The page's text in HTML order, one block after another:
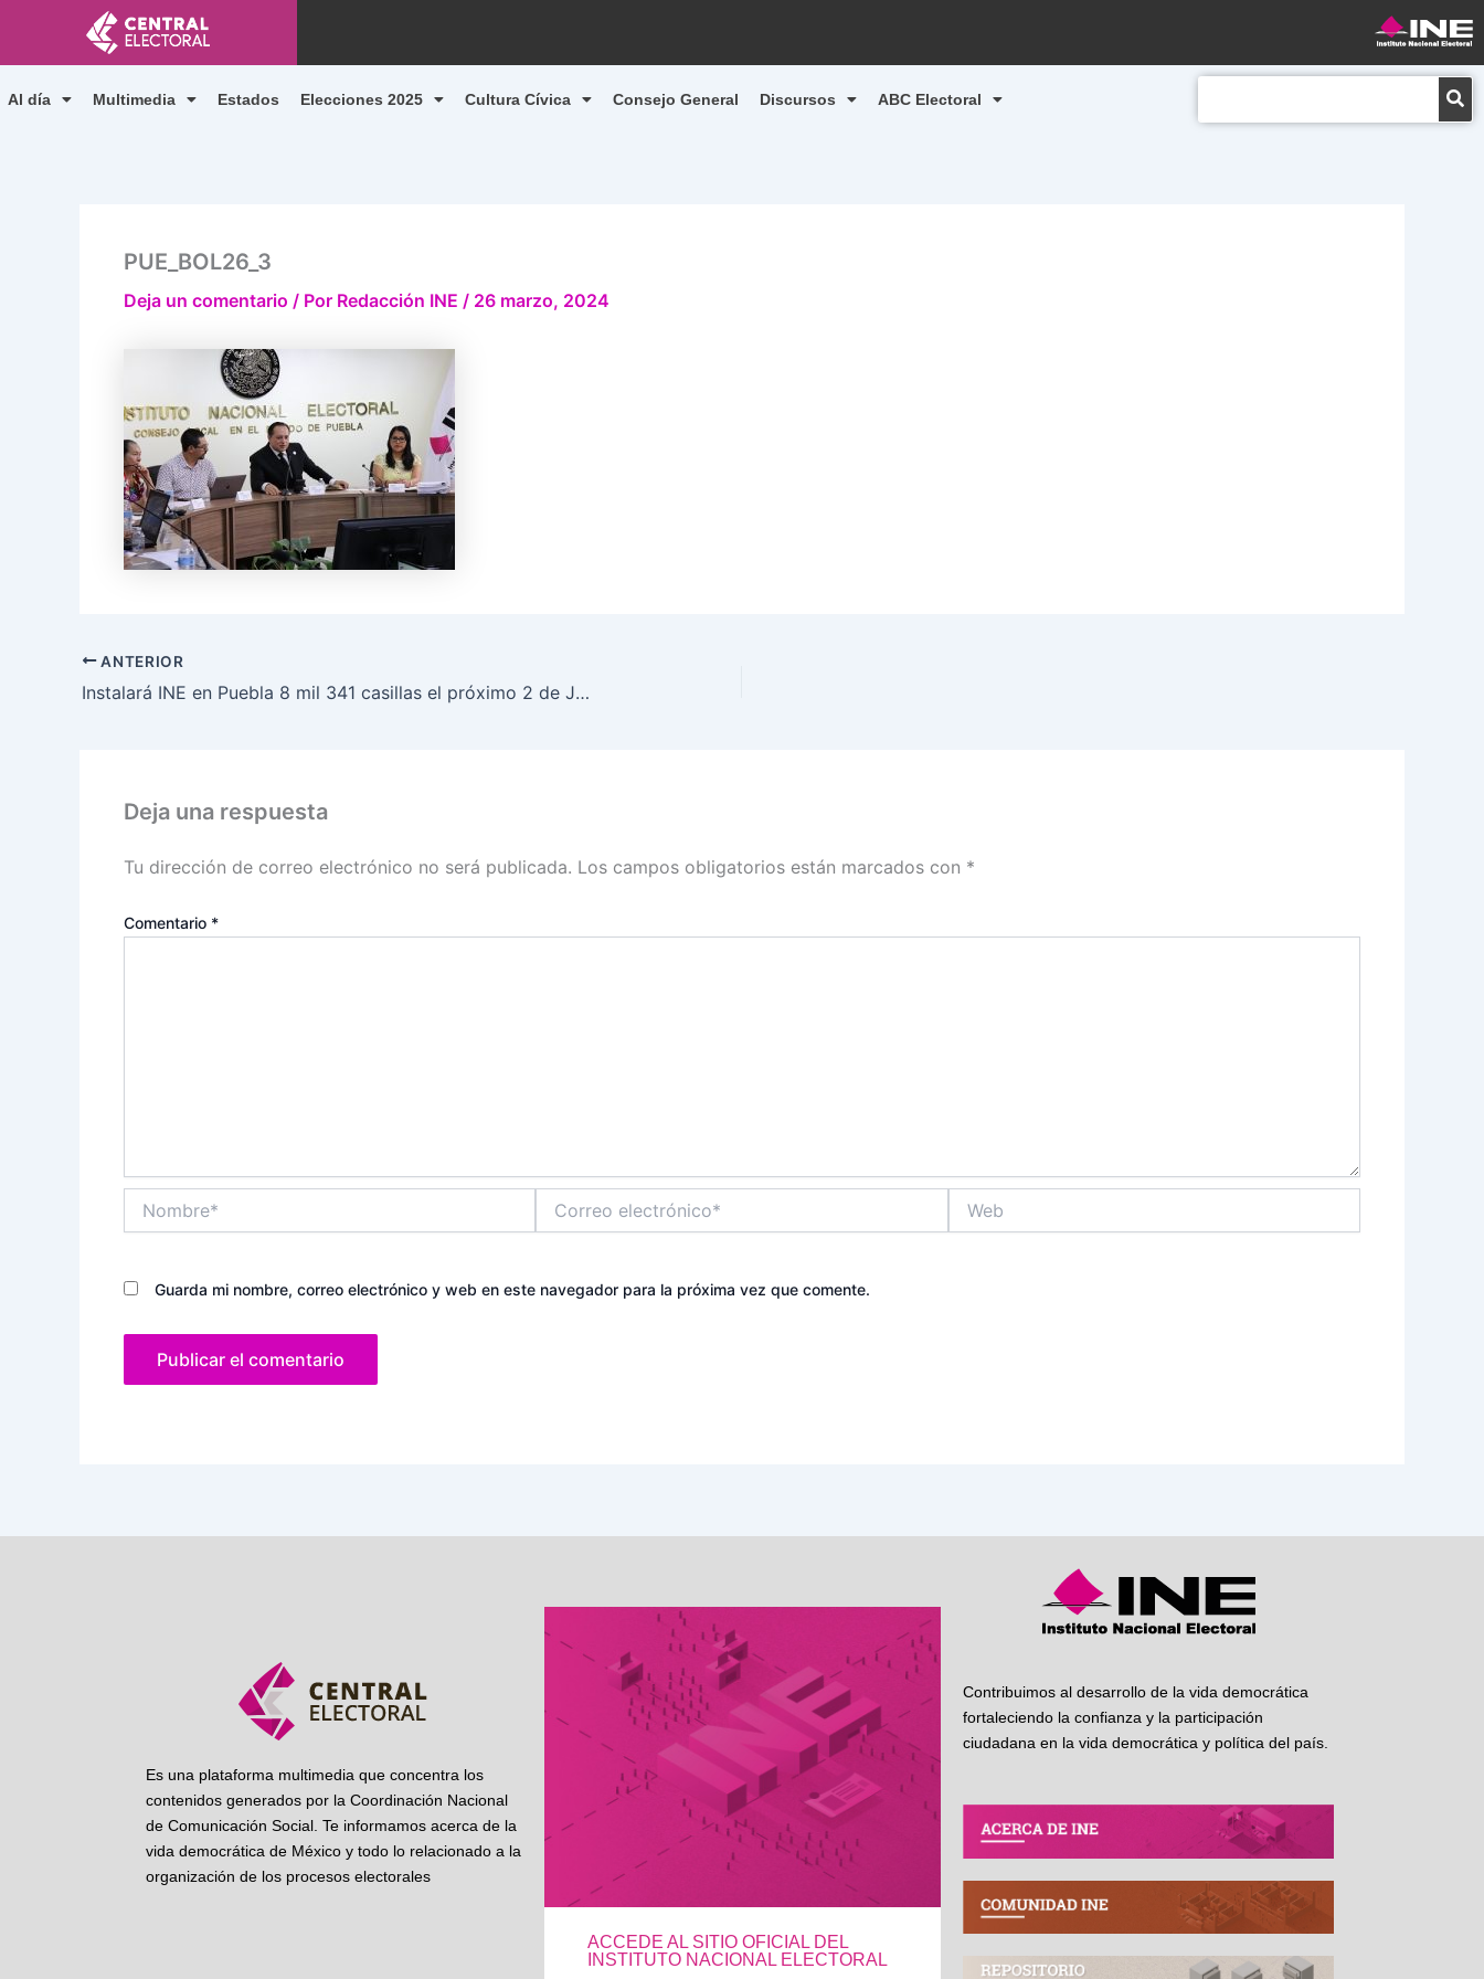
contenido
Al día Multimedia Estados Elecciones 2025 Cultura Cívica Consejo General Discursos ABC Electoral
PUE_BOL26_3
Deja un comentario / Por Redacción INE / 26 marzo, 2024
ANTERIOR
Instalará INE en Puebla 8 mil 341 casillas el próximo 2 de Junio
Deja una respuesta
Tu dirección de correo electrónico no será publicada. Los campos obligatorios están marcados con *
Comentario *
electrónico*
Guarda mi nombre, correo electrónico y web en este navegador para la próxima vez que comente.
Es una plataforma multimedia que concentra los
contenidos generados por la Coordinación Nacional
de Comunicación Social. Te informamos acerca de la
vida democrática de México y todo lo relacionado a la
organización de los procesos electorales
ACCEDE AL SITIO OFICIAL DEL
INSTITUTO NACIONAL ELECTORAL
Contribuimos al desarrollo de la vida democrática
fortaleciendo la confianza y la participación
ciudadana en la vida democrática y política del país.